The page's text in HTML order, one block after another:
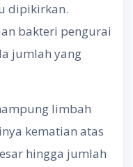
dipikirkan.
bakteri pengurai
jumlah yang
limbah
kematian atas
hingga jumlah